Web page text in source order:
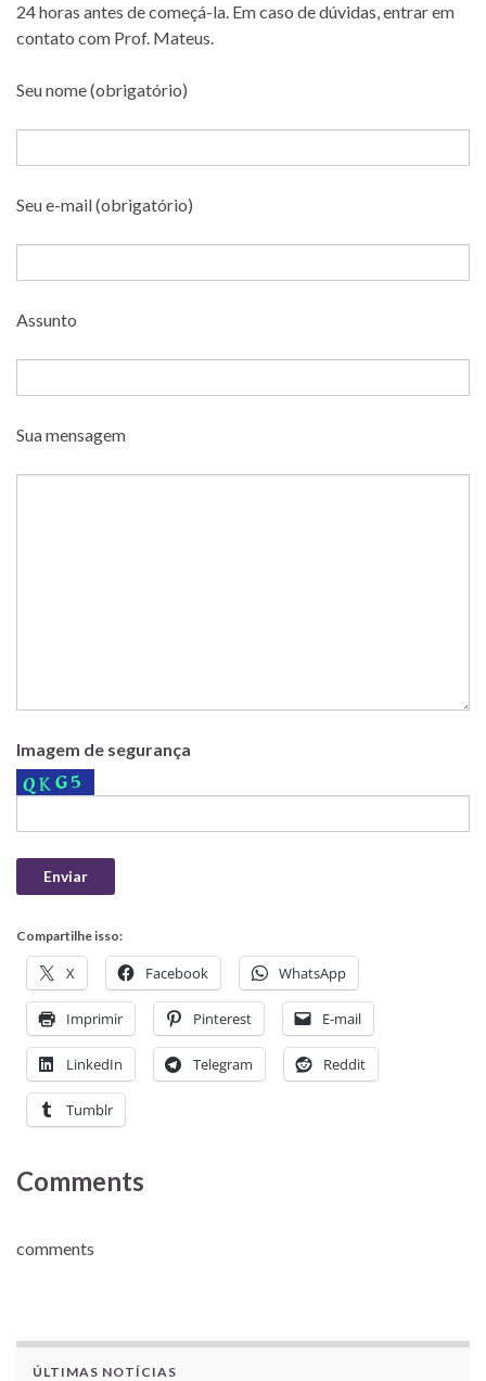
24 horas antes de começá-la. Em caso de dúvidas, entrar em
contato com Prof. Mateus.
Seu nome (obrigatório)
Seu e-mail (obrigatório)
Assunto
Sua mensagem
Imagem de segurança
Compartilhe isso:
X Facebook WhatsApp
Imprimir Pinterest E-mail
LinkedIn Telegram Reddit
Tumblr
Comments
comments
ÚLTIMAS NOTÍCIAS